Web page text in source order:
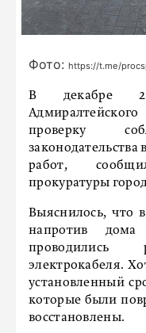
Фото: https://t.me/
В декабре
проверку
работ,
прокуратуры
Выяснилось, что
напротив
электрокабеля.
установленный
которые были
восстановлены.